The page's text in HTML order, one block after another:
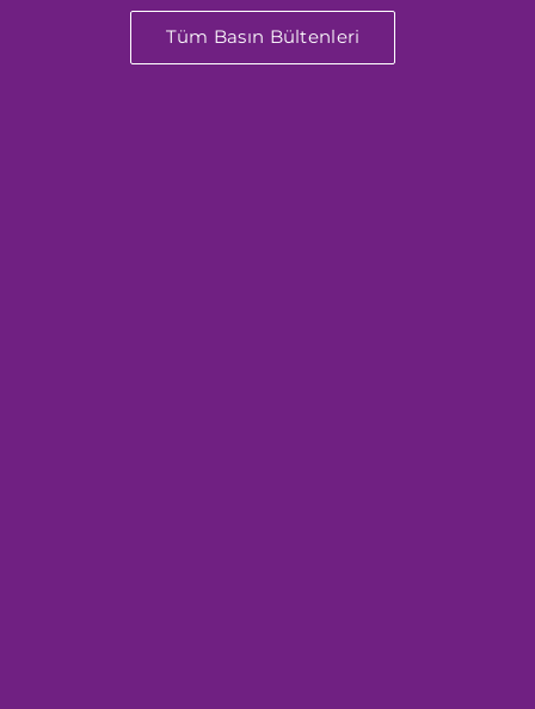
Tüm Basın Bültenleri